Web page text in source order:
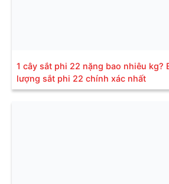
1 cây sắt phi 22 nặng bao nhiêu kg?
lượng sắt phi 22 chính xác nhất